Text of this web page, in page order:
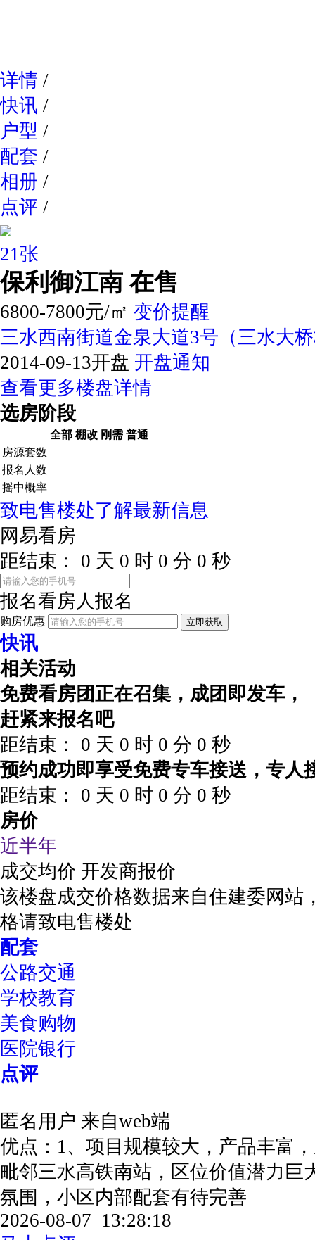
详情 /
快讯 /
户型 /
配套 /
相册 /
点评 /
21张
保利御江南 在售
6800-7800元/㎡ 变价提醒
三水西南街道金泉大道3号（三水大
2014-09-13开盘 开盘通知
查看更多楼盘详情
选房阶段
全部 棚改 刚需 普通
房源套数
报名人数
摇中概率
致电售楼处了解最新信息
网易看房
距结束：
0 天 0 时 0 分 0 秒
报名看房人报名
购房优惠 立即获取
快讯
相关活动
免费看房团正在召集，成团即发车，
赶紧来报名吧
距结束：
0 天 0 时 0 分 0 秒
预约成功即享受免费专车接送，专人
距结束：
0 天 0 时 0 分 0 秒
房价
近半年
成交均价 开发商报价
该楼盘成交价格数据来自住建委网站
格请致电售楼处
配套
公路交通
学校教育
美食购物
医院银行
点评
匿名用户 来自web端
优点：1、项目规模较大，产品丰富
毗邻三水高铁南站，区位价值潜力
氛围，小区内部配套有待完善
2026-08-07 13:28:18